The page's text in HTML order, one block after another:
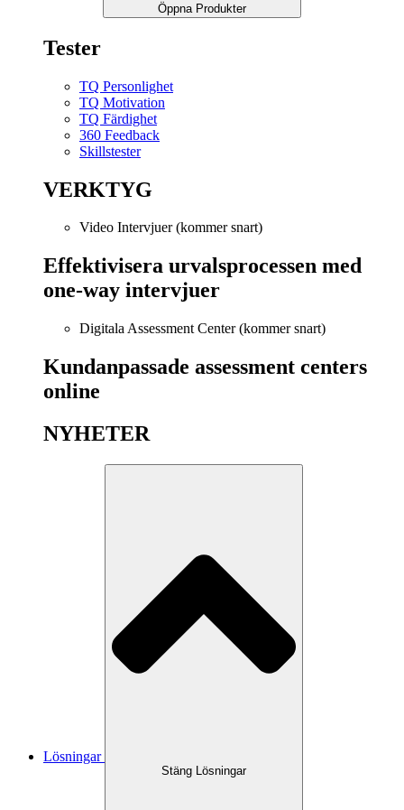
Öppna Produkter
Tester
TQ Personlighet
TQ Motivation
TQ Färdighet
360 Feedback
Skillstester
VERKTYG
Video Intervjuer (kommer snart)
Effektivisera urvalsprocessen med
one-way intervjuer
Digitala Assessment Center (kommer snart)
Kundanpassade assessment centers
online
NYHETER
Lösningar
Stäng Lösningar